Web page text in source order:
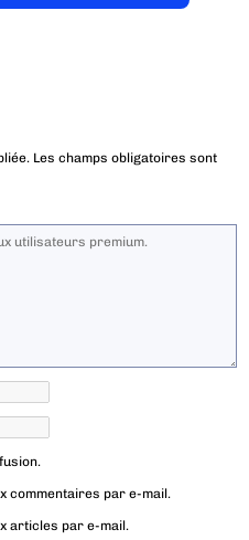
Les champs obligatoires sont
commentaires par e-mail.
articles par e-mail.